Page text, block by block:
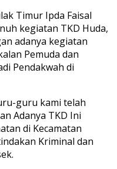
Timur Ipda Faisal
kegiatan TKD Huda,
adanya kegiatan
Pemuda dan
Pendakwah di
guru kami telah
Adanya TKD Ini
di Kecamatan
Kriminal dan